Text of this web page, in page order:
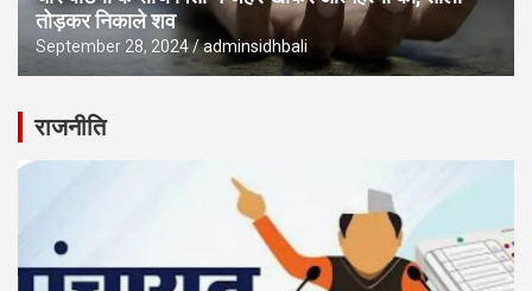
तोड़कर निकाले शव
September 28, 2024 adminsidhbali
राजनीति